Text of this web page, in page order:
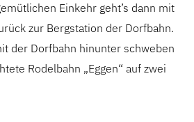
Einkehr geht’s dann mit
zur Bergstation der Dorfbahn.
der Dorfbahn hinunter schweben
Rodelbahn „Eggen“ auf zwei